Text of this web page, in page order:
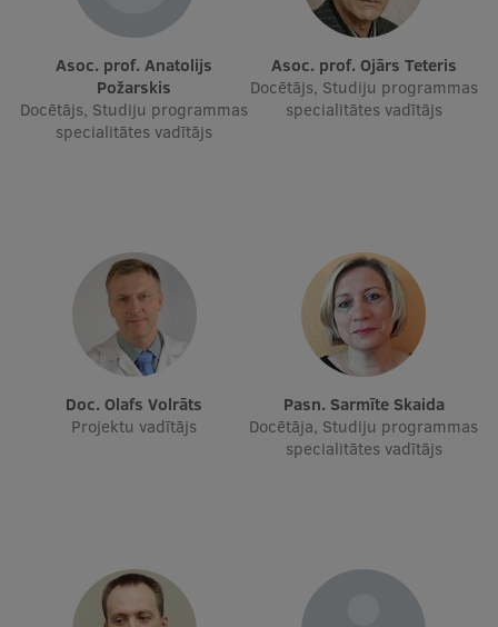
RSU fonds
Aula
Muzeji un ekspozīcijas
Virtuālā tūre
Ilgtspējīga attīstība
Studiju un vides pieejamība
Dati par 2025. gadu
Asoc. prof. Anatolijs
Požarskis
Docētājs, Studiju programmas
specialitātes vadītājs
Asoc. prof. Ojārs Teteris
Docētājs, Studiju programmas
specialitātes vadītājs
Doc. Olafs Volrāts
Projektu vadītājs
Pasn. Sarmīte Skaida
Docētāja, Studiju programmas
specialitātes vadītājs